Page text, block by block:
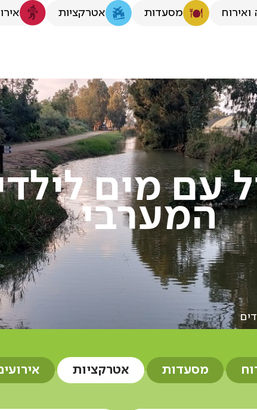
ואירוח מסעדות אטרקציות
עם מים
המערבי
מסעדות אטרקציות